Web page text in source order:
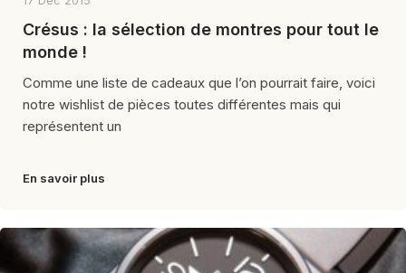
Crésus : la sélection de montres pour tout le
monde !
Comme une liste de cadeaux que l’on pourrait faire, voici
notre wishlist de pièces toutes différentes mais qui
représentent un
En savoir plus